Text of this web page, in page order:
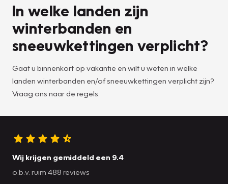
In welke landen zijn
winterbanden en
sneeuwkettingen verplicht?
Gaat u binnenkort op vakantie en wilt u weten in welke
landen winterbanden en/of sneeuwkettingen verplicht zijn?
Vraag ons naar de regels.
Wij krijgen gemiddeld een 9.4
o.b.v. ruim 488 reviews